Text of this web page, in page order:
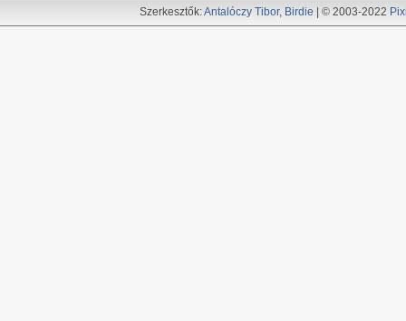
Szerkesztők:Antalóczy Tibor, Birdie | © 2003-2022